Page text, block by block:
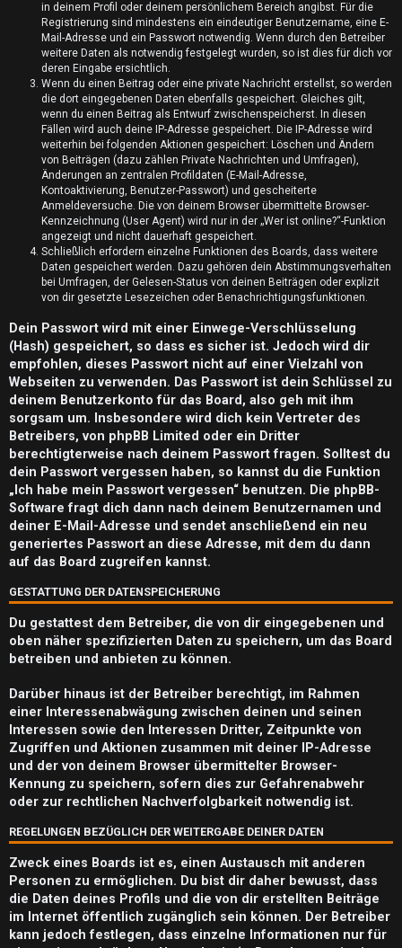
e
t
e
T
h
e
m
e
n
A
k
t
i
v
e
T
h
e
in deinem Profil oder deinem persönlichem Bereich angibst. Für die
Registrierung sind mindestens ein eindeutiger Benutzername, eine E-
Mail-Adresse und ein Passwort notwendig. Wenn durch den Betreiber
weitere Daten als notwendig festgelegt wurden, so ist dies für dich vor
deren Eingabe ersichtlich.
Wenn du einen Beitrag oder eine private Nachricht erstellst, so werden
die dort eingegebenen Daten ebenfalls gespeichert. Gleiches gilt,
wenn du einen Beitrag als Entwurf zwischenspeicherst. In diesen
Fällen wird auch deine IP-Adresse gespeichert. Die IP-Adresse wird
weiterhin bei folgenden Aktionen gespeichert: Löschen und Ändern
von Beiträgen (dazu zählen Private Nachrichten und Umfragen),
Änderungen an zentralen Profildaten (E-Mail-Adresse,
Kontoaktivierung, Benutzer-Passwort) und gescheiterte
Anmeldeversuche. Die von deinem Browser übermittelte Browser-
Kennzeichnung (User Agent) wird nur in der „Wer ist online?“-Funktion
angezeigt und nicht dauerhaft gespeichert.
Schließlich erfordern einzelne Funktionen des Boards, dass weitere
Daten gespeichert werden. Dazu gehören dein Abstimmungsverhalten
bei Umfragen, der Gelesen-Status von deinen Beiträgen oder explizit
von dir gesetzte Lesezeichen oder Benachrichtigungsfunktionen.
Dein Passwort wird mit einer Einwege-Verschlüsselung
(Hash) gespeichert, so dass es sicher ist. Jedoch wird dir
empfohlen, dieses Passwort nicht auf einer Vielzahl von
Webseiten zu verwenden. Das Passwort ist dein Schlüssel zu
deinem Benutzerkonto für das Board, also geh mit ihm
sorgsam um. Insbesondere wird dich kein Vertreter des
Betreibers, von phpBB Limited oder ein Dritter
berechtigterweise nach deinem Passwort fragen. Solltest du
dein Passwort vergessen haben, so kannst du die Funktion
„Ich habe mein Passwort vergessen“ benutzen. Die phpBB-
Software fragt dich dann nach deinem Benutzernamen und
deiner E-Mail-Adresse und sendet anschließend ein neu
generiertes Passwort an diese Adresse, mit dem du dann
auf das Board zugreifen kannst.
GESTATTUNG DER DATENSPEICHERUNG
Du gestattest dem Betreiber, die von dir eingegebenen und
oben näher spezifizierten Daten zu speichern, um das Board
betreiben und anbieten zu können.
Darüber hinaus ist der Betreiber berechtigt, im Rahmen
einer Interessenabwägung zwischen deinen und seinen
Interessen sowie den Interessen Dritter, Zeitpunkte von
Zugriffen und Aktionen zusammen mit deiner IP-Adresse
und der von deinem Browser übermittelter Browser-
Kennung zu speichern, sofern dies zur Gefahrenabwehr
oder zur rechtlichen Nachverfolgbarkeit notwendig ist.
REGELUNGEN BEZÜGLICH DER WEITERGABE DEINER DATEN
Zweck eines Boards ist es, einen Austausch mit anderen
Personen zu ermöglichen. Du bist dir daher bewusst, dass
die Daten deines Profils und die von dir erstellten Beiträge
im Internet öffentlich zugänglich sein können. Der Betreiber
kann jedoch festlegen, dass einzelne Informationen nur für